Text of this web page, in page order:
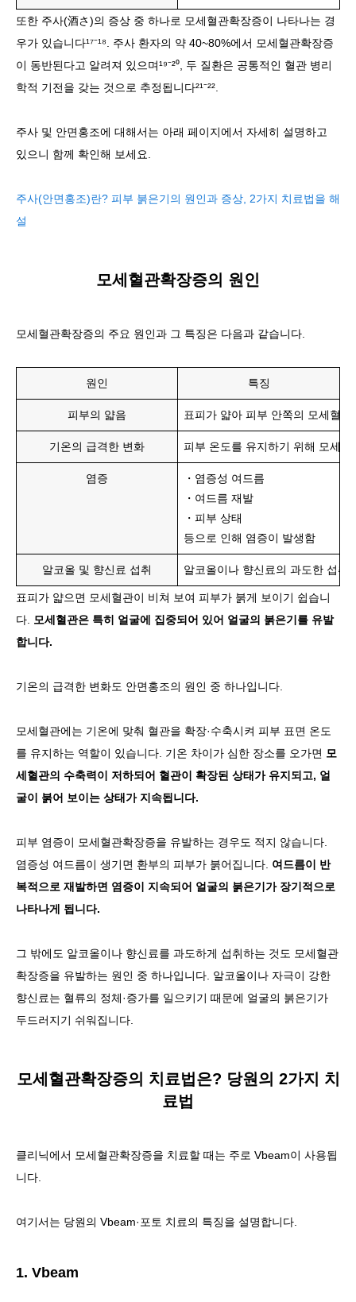
또한 주사(酒さ)의 증상 중 하나로 모세혈관확장증이 나타나는 경
우가 있습니다¹⁷⁻¹⁸. 주사 환자의 약 40~80%에서 모세혈관확장증
이 동반된다고 알려져 있으며¹⁹⁻²⁰, 두 질환은 공통적인 혈관 병리
학적 기전을 갖는 것으로 추정됩니다²¹⁻²².
주사 및 안면홍조에 대해서는 아래 페이지에서 자세히 설명하고
있으니 함께 확인해 보세요.
주사(안면홍조)란? 피부 붉은기의 원인과 증상, 2가지 치료법을 해
설
모세혈관확장증의 원인
모세혈관확장증의 주요 원인과 그 특징은 다음과 같습니다.
원인 특징
피부의 얇음 표피가 얇아 피부 안쪽의 모세혈관
기온의 급격한 변화 피부 온도를 유지하기 위해 모세
염증
・염증성 여드름
・여드름 재발
・피부 상태
등으로 인해 염증이 발생함
알코올 및 향신료 섭취 알코올이나 향신료의 과도한 섭취
표피가 얇으면 모세혈관이 비쳐 보여 피부가 붉게 보이기 쉽습니
다.
모세혈관은 특히 얼굴에 집중되어 있어 얼굴의 붉은기를 유발
합니다.
기온의 급격한 변화도 안면홍조의 원인 중 하나입니다.
모세혈관에는 기온에 맞춰 혈관을 확장·수축시켜 피부 표면 온도
를 유지하는 역할이 있습니다. 기온 차이가 심한 장소를 오가면 모
세혈관의 수축력이 저하되어 혈관이 확장된 상태가 유지되고, 얼
굴이 붉어 보이는 상태가 지속됩니다.
피부 염증이 모세혈관확장증을 유발하는 경우도 적지 않습니다.
염증성 여드름이 생기면 환부의 피부가 붉어집니다. 여드름이 반
복적으로 재발하면 염증이 지속되어 얼굴의 붉은기가 장기적으로
나타나게 됩니다.
그 밖에도 알코올이나 향신료를 과도하게 섭취하는 것도 모세혈관
확장증을 유발하는 원인 중 하나입니다. 알코올이나 자극이 강한
향신료는 혈류의 정체·증가를 일으키기 때문에 얼굴의 붉은기가
두드러지기 쉬워집니다.
모세혈관확장증의 치료법은? 당원의 2가지 치
료법
클리닉에서 모세혈관확장증을 치료할 때는 주로 Vbeam이 사용됩
니다.
여기서는 당원의 Vbeam·포토 치료의 특징을 설명합니다.
1. Vbeam